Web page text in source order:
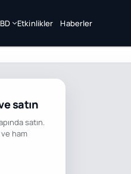
Etkinlikler Haberler
satın
satın.
ve ham